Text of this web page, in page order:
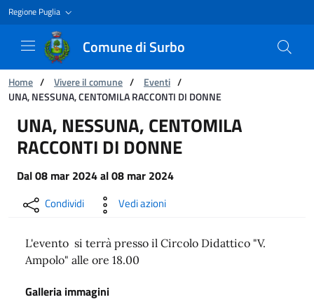
Regione Puglia
Comune di Surbo
Ti trovi in:
Home / Vivere il comune / Eventi /
UNA, NESSUNA, CENTOMILA RACCONTI DI DONNE
UNA, NESSUNA, CENTOMILA RACCONTI DI
UNA, NESSUNA, CENTOMILA
RACCONTI DI DONNE
Dal08 mar 2024al08 mar 2024
Condividi Vedi azioni
L'evento si terrà presso il Circolo Didattico "V.
Ampolo" alle ore 18.00
Galleria immagini